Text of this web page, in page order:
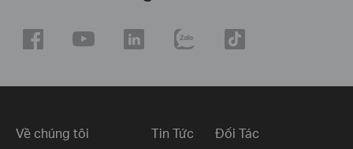
Về chúng tôi Tin Tức Đối Tác